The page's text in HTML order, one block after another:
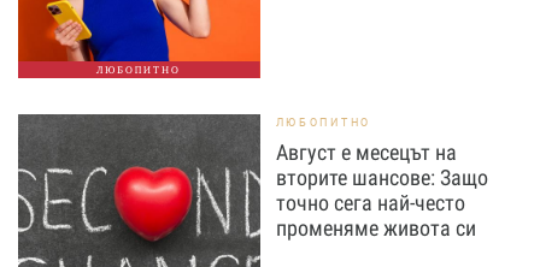
ЛЮБОПИТНО
ЛЮБОПИТНО
Август е месецът на
вторите шансове: Защо
точно сега най-често
променяме живота си